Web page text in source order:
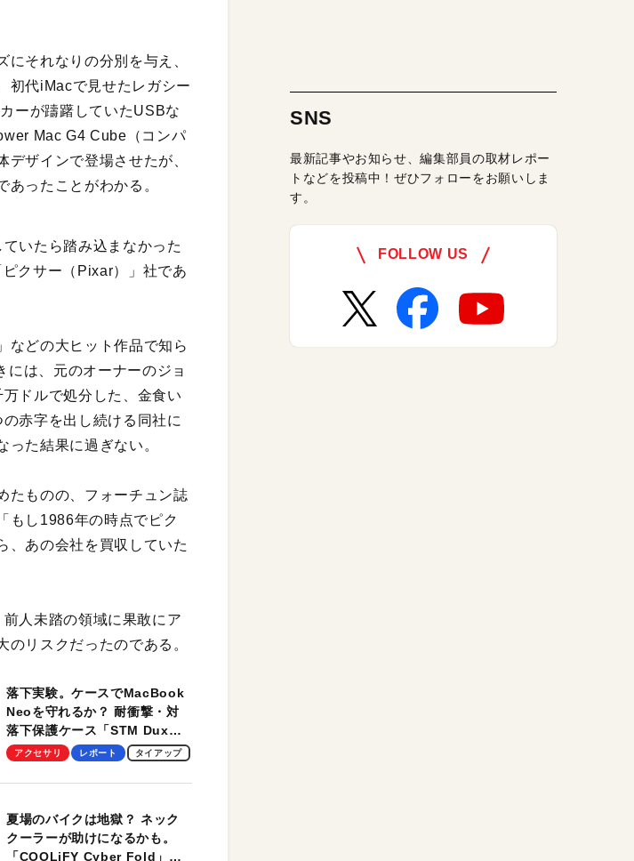
それなりの分別を与え、
初代iMacで見せたレガシー
ーが躊躇していたUSBな
Mac G4 Cube（コンパ
ザインで登場させたが、
ったことがわかる。
いたら踏み込まなかった
クサー（Pixar）」社であ
などの大ヒット作品で知ら
は、元のオーナーのジョ
ドルで処分した、金食い
赤字を出し続ける同社に
た結果に過ぎない。
たものの、フォーチュン誌
もし1986年の時点でピク
、あの会社を買収していた
人未踏の領域に果敢にア
リスクだったのである。
落下実験。ケースでMacBook
Neoを守れるか？ 耐衝撃・対
落下保護ケース「STM Dux
Ultra」を検証。学生、ビジネ
適！
アクセサリ レポート タイアップ
夏場のバイクは地獄？ ネック
クーラーが助けになるかも。
「COOLiFY Cyber Fold」レ
SNS
最新記事やお知らせ、編集部員の取材レポー
トなどを投稿中！ぜひフォローをお願いしま
す。
FOLLOW US